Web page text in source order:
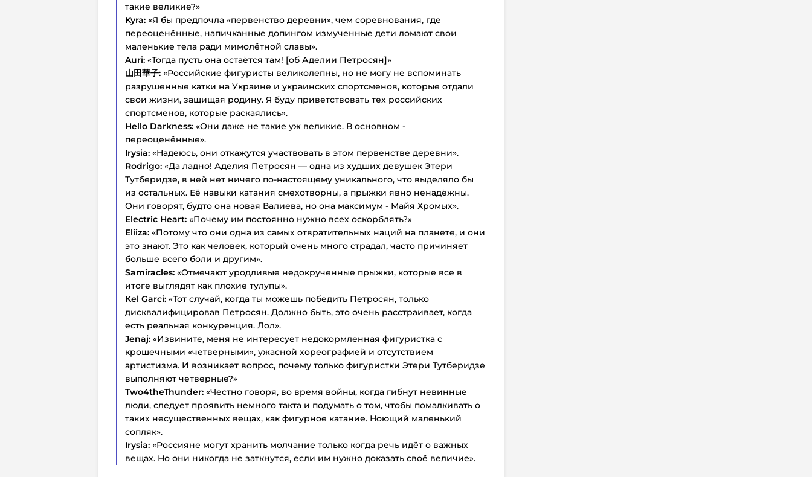
такие великие?»
Kyra: «Я бы предпочла «первенство деревни», чем соревнования, где
переоценённые, напичканные допингом измученные дети ломают свои
маленькие тела ради мимолётной славы».
Auri: «Тогда пусть она остаётся там! [об Аделии Петросян]»
山田華子: «Российские фигуристы великолепны, но не могу не вспоминать
разрушенные катки на Украине и украинских спортсменов, которые отдали
свои жизни, защищая родину. Я буду приветствовать тех российских
спортсменов, которые раскаялись».
Hello Darkness: «Они даже не такие уж великие. В основном -
переоценённые».
Irysia: «Надеюсь, они откажутся участвовать в этом первенстве деревни».
Rodrigo: «Да ладно! Аделия Петросян — одна из худших девушек Этери
Тутберидзе, в ней нет ничего по-настоящему уникального, что выделяло бы
из остальных. Её навыки катания смехотворны, а прыжки явно ненадёжны.
Они говорят, будто она новая Валиева, но она максимум - Майя Хромых».
Electric Heart: «Почему им постоянно нужно всех оскорблять?»
Eliiza: «Потому что они одна из самых отвратительных наций на планете, и они
это знают. Это как человек, который очень много страдал, часто причиняет
больше всего боли и другим».
Samiracles: «Отмечают уродливые недокрученные прыжки, которые все в
итоге выглядят как плохие тулупы».
Kel Garci: «Тот случай, когда ты можешь победить Петросян, только
дисквалифицировав Петросян. Должно быть, это очень расстраивает, когда
есть реальная конкуренция. Лол».
Jenaj: «Извините, меня не интересует недокормленная фигуристка с
крошечными «четверными», ужасной хореографией и отсутствием
артистизма. И возникает вопрос, почему только фигуристки Этери Тутберидзе
выполняют четверные?»
Two4theThunder: «Честно говоря, во время войны, когда гибнут невинные
люди, следует проявить немного такта и подумать о том, чтобы помалкивать о
таких несущественных вещах, как фигурное катание. Ноющий маленький
сопляк».
Irysia: «Россияне могут хранить молчание только когда речь идёт о важных
вещах. Но они никогда не заткнутся, если им нужно доказать своё величие».